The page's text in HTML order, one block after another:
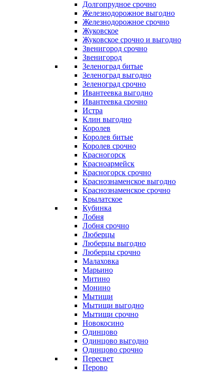
Долгопрудное срочно
Железнодорожное выгодно
Железнодорожное срочно
Жуковское
Жуковское срочно и выгодно
Звенигород срочно
Звенигород
Зеленоград битые
Зеленоград выгодно
Зеленоград срочно
Ивантеевка выгодно
Ивантеевка срочно
Истра
Клин выгодно
Королев
Королев битые
Королев срочно
Красногорск
Красноармейск
Красногорск срочно
Краснознаменское выгодно
Краснознаменское срочно
Крылатское
Кубинка
Лобня
Лобня срочно
Люберцы
Люберцы выгодно
Люберцы срочно
Малаховка
Марьино
Митино
Монино
Мытищи
Мытищи выгодно
Мытищи срочно
Новокосино
Одинцово
Одинцово выгодно
Одинцово срочно
Пересвет
Перово